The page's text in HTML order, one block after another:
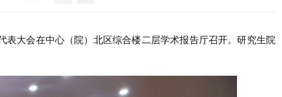
大会在中心（院）北区综合楼二层学术报告厅召开。研究生院